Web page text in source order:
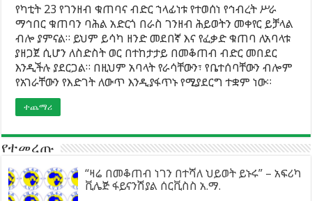
የካቲት 23 የገንዘብ ቁጠባና ብድር ኀላፊነቱ የተወሰነ የኅብረት ሥራ
ማኅበር ቁጠባን ባሕል አድርጎ በራስ ገንዘብ ሕይወትን መቀየር ይቻላል
ብሎ ያምናል። ይህም ይሳካ ዘንድ መደበኛ እና የፈቃድ ቁጠባ ለአባላቱ
ያዘጋጀ ሲሆን ለስድስት ወር በተከታታይ በመቆጠብ ብድር መበደር
እንዲችሉ ያደርጋል። በዚህም አባላት የራሳቸውን፣ የቤተሰባቸውን ብሎም
የአገራቸውን የእድገት ለውጥ እንዲያፋጥኑ የሚያደርግ ተቋም ነው።
ተጨማሪ
የተመረጡ
“ዛሬ በመቆጠብ ነገን በተሻለ ህይወት ይኑሩ” – አፍሪካ
ቪሌጅ ፋይናንሽያል ሰርቪስስ አ.ማ.